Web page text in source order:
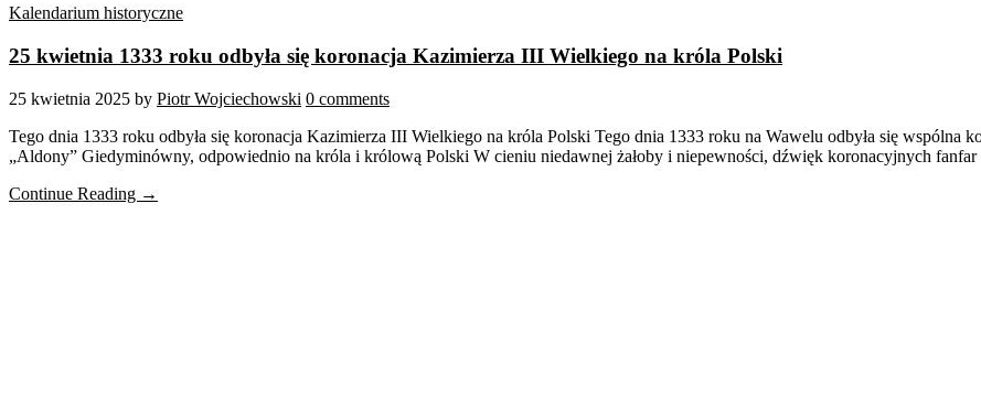
Kalendarium historyczne
25 kwietnia 1333 roku odbyła się koronacja Kazimierza III Wielkiego na króla Polski
25 kwietnia 2025 by Piotr Wojciechowski 0 comments
Tego dnia 1333 roku odbyła się koronacja Kazimierza III Wielkiego na króla Polski Tego dnia 1333 roku na Wawelu odbyła się
„Aldony” Giedyminówny, odpowiednio na króla i królową Polski W cieniu niedawnej żałoby i niepewności, dźwięk koronacyjnych
Continue Reading →